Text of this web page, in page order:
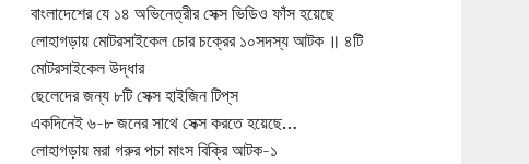
বাংলাদেশের যে ১৪ অভিনেত্রীর সেক্স ভিডিও ফাঁস হয়েছে
লোহাগড়ায় মোটরসাইকেল চোর চক্রের ১০সদস্য আটক ॥ ৪টি
মোটরসাইকেল উদ্ধার
ছেলেদের জন্য ৮টি সেক্স হাইজিন টিপ্‌স
একদিনেই ৬-৮ জনের সাথে সেক্স করতে হয়েছে…
লোহাগড়ায় মরা গরুর পচা মাংস বিক্রি আটক-১